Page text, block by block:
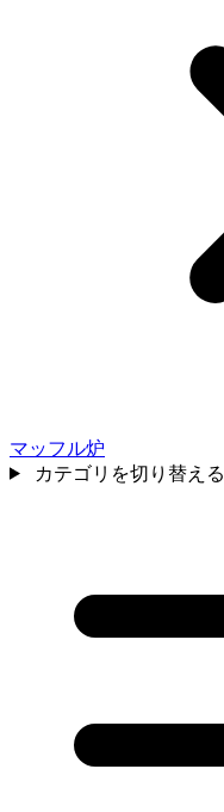
マッフル炉
カテゴリを切り替える